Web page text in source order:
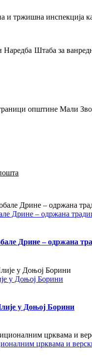
и тржишна инспекција
Штаба за
општине Мали
Дрине – одржана
Дрине – одржана
у Доњој Борини
у Доњој Борини
црквама и